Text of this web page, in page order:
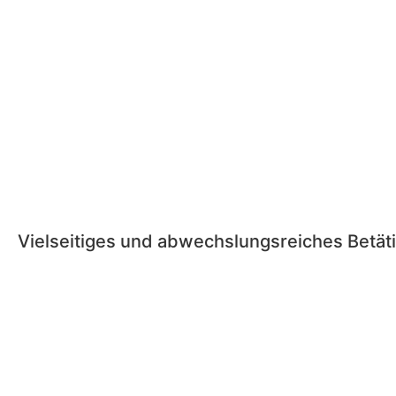
Vielseitiges und abwechslungsreiches